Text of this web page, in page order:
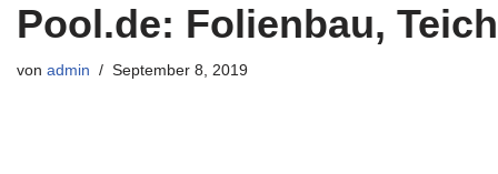
Pool.de: Folienbau,
von admin September 8, 2019